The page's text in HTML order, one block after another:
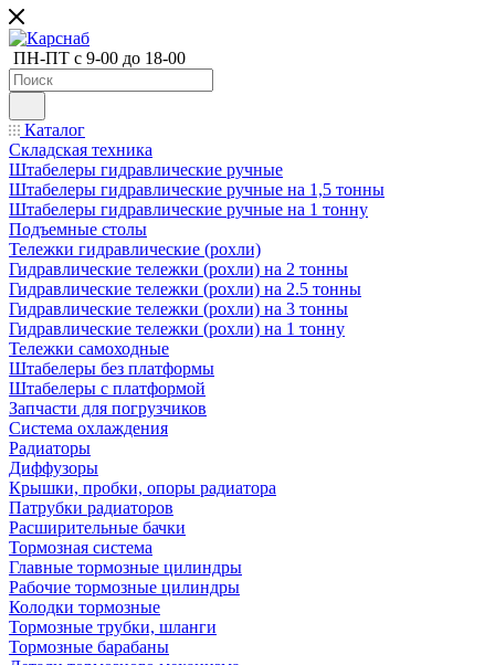
ПН-ПТ с 9-00 до 18-00
Каталог
Складская техника
Штабелеры гидравлические ручные
Штабелеры гидравлические ручные на 1,5 тонны
Штабелеры гидравлические ручные на 1 тонну
Подъемные столы
Тележки гидравлические (рохли)
Гидравлические тележки (рохли) на 2 тонны
Гидравлические тележки (рохли) на 2.5 тонны
Гидравлические тележки (рохли) на 3 тонны
Гидравлические тележки (рохли) на 1 тонну
Тележки самоходные
Штабелеры без платформы
Штабелеры с платформой
Запчасти для погрузчиков
Система охлаждения
Радиаторы
Диффузоры
Крышки, пробки, опоры радиатора
Патрубки радиаторов
Расширительные бачки
Тормозная система
Главные тормозные цилиндры
Рабочие тормозные цилиндры
Колодки тормозные
Тормозные трубки, шланги
Тормозные барабаны